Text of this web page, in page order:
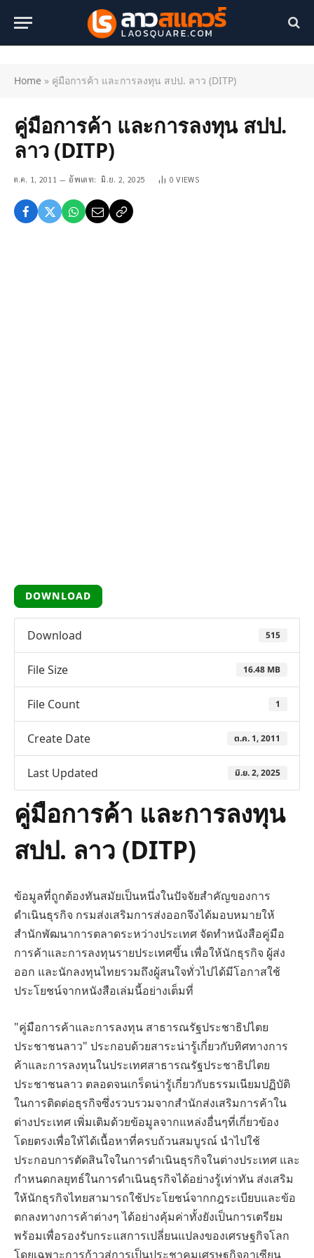
Home » คู่มือการค้า และการลงทุน สปป. ลาว (DITP)
คู่มือการค้า และการลงทุน สปป.
ลาว (DITP)
ต.ค. 1, 2011 อัพเดท: มิ.ย. 2, 2025 0VIEWS
DOWNLOAD
Download 515
File Size 16.48 MB
File Count 1
Create Date ต.ค. 1, 2011
Last Updated มิ.ย. 2, 2025
คู่มือการค้า และการลงทุน
สปป. ลาว (DITP)
ข้อมูลที่ถูกต้องทันสมัยเป็นหนึ่งในปัจจัยสำคัญของการ
ดำเนินธุรกิจ กรมส่งเสริมการส่งออกจึงได้มอบหมายให้
สำนักพัฒนาการตลาดระหว่างประเทศ จัดทำหนังสือคู่มือ
การค้าและการลงทุนรายประเทศขึ้น เพื่อให้นักธุรกิจ ผู้ส่ง
ออก และนักลงทุนไทยรวมถึงผู้สนใจทั่วไปได้มีโอกาสใช้
ประโยชน์จากหนังสือเล่มนี้อย่างเต็มที่
"คู่มือการค้าและการลงทุน สาธารณรัฐประชาธิปไตย
ประชาชนลาว" ประกอบด้วยสาระน่ารู้เกี่ยวกับทิศทางการ
ค้าและการลงทุนในประเทศสาธารณรัฐประชาธิปไตย
ประชาชนลาว ตลอดจนเกร็ดน่ารู้เกี่ยวกับธรรมเนียมปฏิบัติ
ในการติดต่อธุรกิจซึ่งรวบรวมจากสำนักส่งเสริมการค้าใน
ต่างประเทศ เพิ่มเติมด้วยข้อมูลจากแหล่งอื่นๆที่เกี่ยวข้อง
โดยตรงเพื่อให้ได้เนื้อหาที่ครบถ้วนสมบูรณ์ นำไปใช้
ประกอบการตัดสินใจในการดำเนินธุรกิจในต่างประเทศ และ
กำหนดกลยุทธ์ในการดำเนินธุรกิจได้อย่างรู้เท่าทัน ส่งเสริม
ให้นักธุรกิจไทยสามารถใช้ประโยชน์จากกฎระเบียบและข้อ
ตกลงทางการค้าต่างๆ ได้อย่างคุ้มค่าทั้งยังเป็นการเตรียม
พร้อมเพื่อรองรับกระแสการเปลี่ยนแปลงของเศรษฐกิจโลก
โดยเฉพาะการก้าวสู่การเป็นประชาคมเศรษฐกิจอาเซียน